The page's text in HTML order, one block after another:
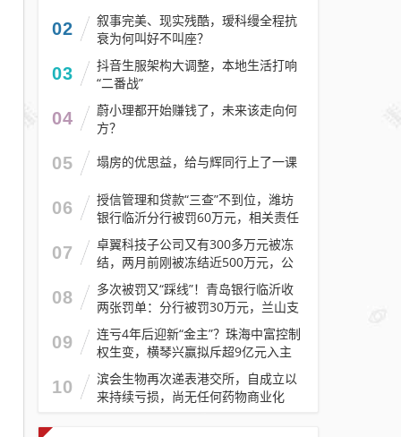
02
叙事完美、现实残酷，瑷科缦全程抗
衰为何叫好不叫座？
03
抖音生服架构大调整，本地生活打响
“二番战”
04
蔚小理都开始赚钱了，未来该走向何
方？
05 塌房的优思益，给与辉同行上了一课
06
授信管理和贷款“三查”不到位，潍坊
银行临沂分行被罚60万元，相关责任
人被警告
07
卓翼科技子公司又有300多万元被冻
结，两月前刚被冻结近500万元，公
司去年预计亏损至少2.1亿元
08
多次被罚又“踩线”！青岛银行临沂收
两张罚单：分行被罚30万元，兰山支
行被罚30万元
09
连亏4年后迎新“金主”？珠海中富控制
权生变，横琴兴赢拟斥超9亿元入主
10
滨会生物再次递表港交所，自成立以
来持续亏损，尚无任何药物商业化